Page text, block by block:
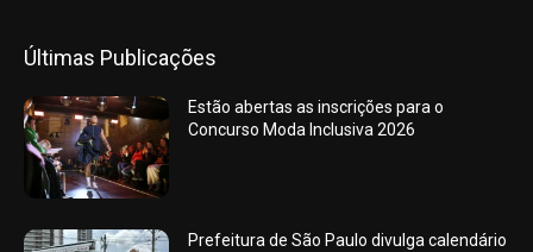
Últimas Publicações
Estão abertas as inscrições para o
Concurso Moda Inclusiva 2026
Prefeitura de São Paulo divulga calendário